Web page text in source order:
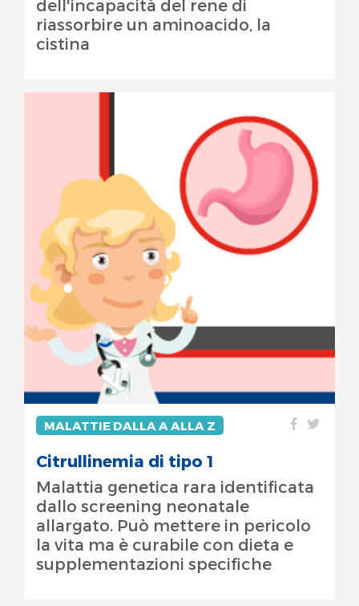
dell'incapacità del rene di
riassorbire un aminoacido, la
cistina
MALATTIE DALLA A ALLA Z
Citrullinemia di tipo 1
Malattia genetica rara identificata
dallo screening neonatale
allargato. Può mettere in pericolo
la vita ma è curabile con dieta e
supplementazioni specifiche